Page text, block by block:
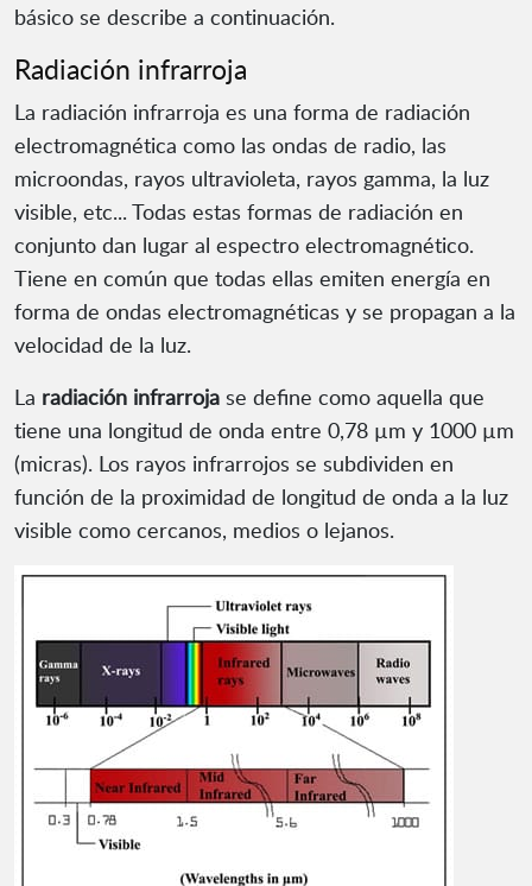
básico se describe a continuación.
Radiación infrarroja
La radiación infrarroja es una forma de radiación
electromagnética como las ondas de radio, las
microondas, rayos ultravioleta, rayos gamma, la luz
visible, etc... Todas estas formas de radiación en
conjunto dan lugar al espectro electromagnético.
Tiene en común que todas ellas emiten energía en
forma de ondas electromagnéticas y se propagan a la
velocidad de la luz.
La radiación infrarroja se define como aquella que
tiene una longitud de onda entre 0,78 µm y 1000 µm
(micras). Los rayos infrarrojos se subdividen en
función de la proximidad de longitud de onda a la luz
visible como cercanos, medios o lejanos.